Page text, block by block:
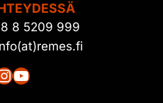
8 5209 999
Instagram
YouTube